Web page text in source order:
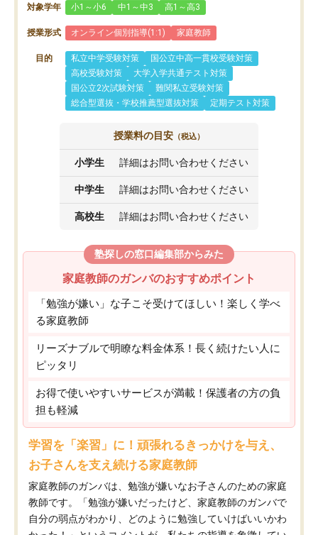
対象学年 小1～小6 中1～中3 高1～高3
授業形式 オンライン個別指導(1:1) 家庭教師
目的 私立中学受験対策
国公立中高一貫校受験対策
高校受験対策
大学入学共通テスト対策
国公立2次試験対策
難関私立受験対策
総合型選抜・学校推薦型選抜対策
定期テスト対策
授業料の目安 （税込）
小学生 詳細はお問い合わせください
中学生 詳細はお問い合わせください
高校生 詳細はお問い合わせください
塾探しの窓口編集部からみた
家庭教師のガンバのおすすめポイント
「勉強が嫌い」な子こそ受けてほしい！楽しく学べ
る家庭教師
リーズナブルで明瞭な料金体系！長く続けたい人に
ピッタリ
お得で使いやすいサービスが満載！保護者の方の負
担も軽減
学習を「楽習」に！頑張れるきっかけを与え、
お子さんを支え続ける家庭教師
家庭教師のガンバは、勉強が嫌いなお子さんのための家庭
教師です。「勉強が嫌いだったけど、家庭教師のガンバで
自分の弱点がわかり、どのように勉強していけばいいかわ